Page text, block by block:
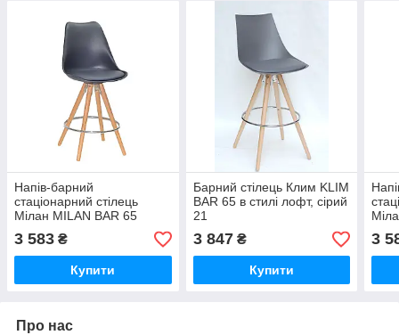
Напів-барний
стаціонарний стілець
Мілан MILAN BAR 65
антрацит з підніжкою
3 583 ₴
Купити
Барний стілець Клим KLIM
BAR 65 в стилі лофт, сірий
21
3 847₴
Купити
3
Про нас